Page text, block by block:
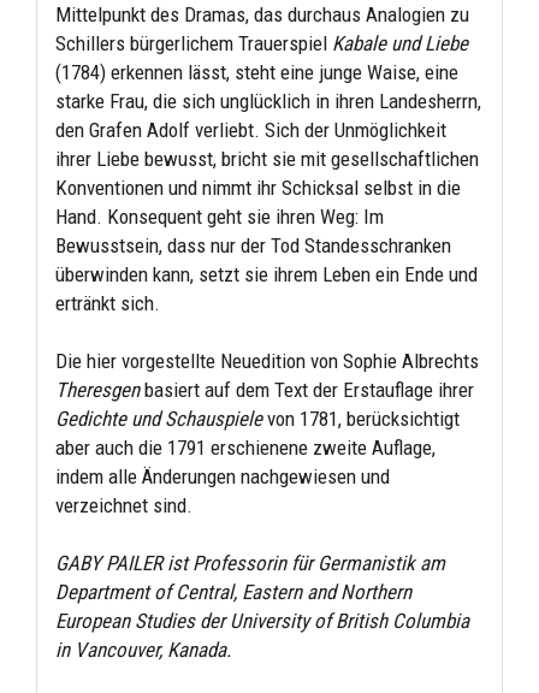
Mittelpunkt des Dramas, das durchaus Analogien zu
Schillers bürgerlichem Trauerspiel Kabale und Liebe
(1784) erkennen lässt, steht eine junge Waise, eine
starke Frau, die sich unglücklich in ihren Landesherrn,
den Grafen Adolf verliebt. Sich der Unmöglichkeit
ihrer Liebe bewusst, bricht sie mit gesellschaftlichen
Konventionen und nimmt ihr Schicksal selbst in die
Hand. Konsequent geht sie ihren Weg: Im
Bewusstsein, dass nur der Tod Standesschranken
überwinden kann, setzt sie ihrem Leben ein Ende und
ertränkt sich.
Die hier vorgestellte Neuedition von Sophie Albrechts
Theresgenbasiert auf dem Text der Erstauflage ihrer
Gedichte und Schauspielevon 1781, berücksichtigt
aber auch die 1791 erschienene zweite Auflage,
indem alle Änderungen nachgewiesen und
verzeichnet sind.
GABY PAILER ist Professorin für Germanistik am
Department of Central, Eastern and Northern
European Studies der University of British Columbia
in Vancouver, Kanada.